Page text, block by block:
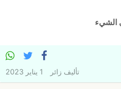
الشيء
تأليف زائر 1 يناير 2023